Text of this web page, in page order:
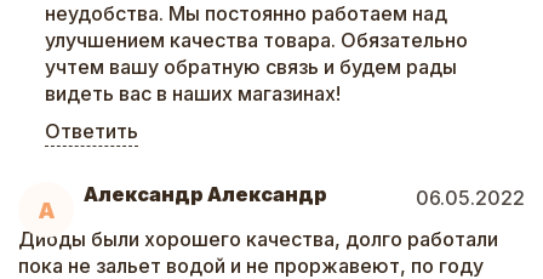
неудобства. Мы постоянно работаем над
улучшением качества товара. Обязательно
учтем вашу обратную связь и будем рады
видеть вас в наших магазинах!
Ответить
А
Александр Александр
06.05.2022
Диоды были хорошего качества, долго работали
пока не зальет водой и не проржавеют, по году